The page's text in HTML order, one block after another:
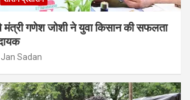
गणेश जोशी ने युवा किसान की सफलता
Jan Sadan